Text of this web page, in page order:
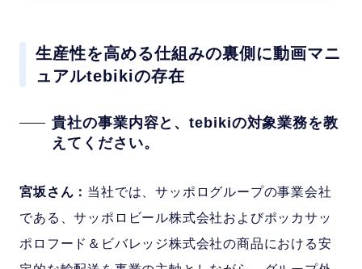
生産性を高める仕組みの裏側に動画マニ
ュアルtebikiの存在
貴社の事業内容と、tebikiの対象業務を教
えてください。
宮坂さん： 当社では、サッポログループの事業会社
である、サッポロビール株式会社およびポッカサッ
ポロフード＆ビバレッジ株式会社の商品における安